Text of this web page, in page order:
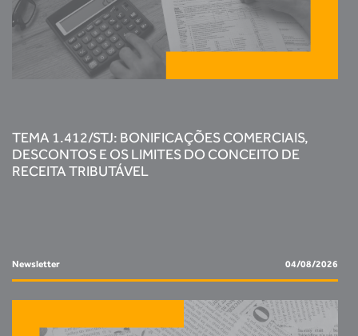
TEMA 1.412/STJ: BONIFICAÇÕES COMERCIAIS,
DESCONTOS E OS LIMITES DO CONCEITO DE
RECEITA TRIBUTÁVEL
Newsletter 04/08/2026